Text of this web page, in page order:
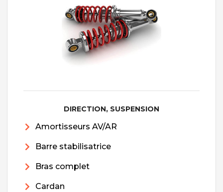
DIRECTION, SUSPENSION
Amortisseurs AV/AR
Barre stabilisatrice
Bras complet
Cardan